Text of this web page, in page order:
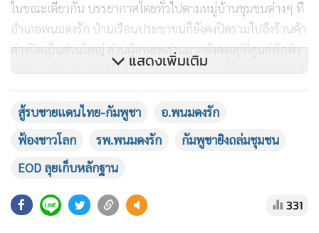
ในขณะเดียวกัน บรรยากาศโดยทั่วไปตามหมู่บ้านชุมชนต่างๆ ที่
อำเภอพนมดงรัก บ้านเรือนประชาชนก็ยังคงปิดรวมไปถึงร้านค้า
ต่างปิดเป็นส่วนใหญ่ ส่วนผู้อพยพส่วนมากยังคงอยู่ที่ศูนย์พักพิง
ชั่วคราวที่ทางการจัดไว้ให้ โดยผู้อพยพในขณะนี้ยังคงมีกำลังใจที่
ดีส่วนมากอยากจะกลับเข้าบ้านแต่ต้องรอคำสั่งจากเจ้าหน้าที่
เพื่อความปลอดภัย แต่มีบางรายกลับเข้าบ้านเนื่องจากเป็นห่วง
สัตว์เลี้ยง ซึ่งได้เปิดเผยต่อผู้สื่อข่าวว่า มีความมั่นใจเหตุการณ์สู้รบ
จะสงบลง แต่ถ้ามีเหตุการณ์รุนแรงอีกครั้งก็พร้อมอพยพกลับไป
ที่ศูนย์พักพิงโดยทันที
แสดงเพิ่มเติม
สู้รบชายแดนไทย-กัมพูชา
อ.พนมดงรัก
ฟ้องชาวโลก
รพ.พนมดงรัก
กัมพูชายิงถล่มชุมชน
EOD ลุยเก็บหลักฐาน
331